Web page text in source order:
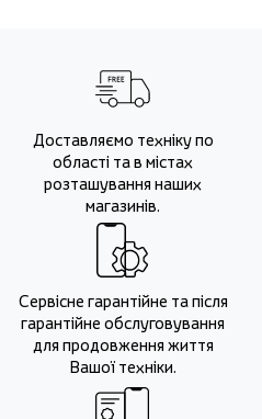
Доставляємо техніку по
області та в містах
розташування наших
магазинів.
Сервісне гарантійне та після
гарантійне обслуговування
для продовження життя
Вашої техніки.